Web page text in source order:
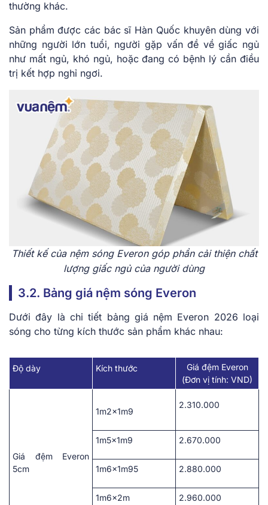
thường khác.
Sản phẩm được các bác sĩ Hàn Quốc khuyên dùng với
những người lớn tuổi, người gặp vấn đề về giấc ngủ
như mất ngủ, khó ngủ, hoặc đang có bệnh lý cần điều
trị kết hợp nghỉ ngơi.
Thiết kế của nệm sóng Everon góp phần cải thiện chất
lượng giấc ngủ của người dùng
3.2. Bảng giá nệm sóng Everon
Dưới đây là chi tiết bảng giá nệm Everon 2026 loại
sóng cho từng kích thước sản phẩm khác nhau:
Độ dày Kích thước
Giá đệm Everon
(Đơn vị tính: VND)
Giá đệm Everon
5cm
1m2x1m9
2.310.000
1m5x1m9 2.670.000
1m6x1m95 2.880.000
1m6x2m 2.960.000